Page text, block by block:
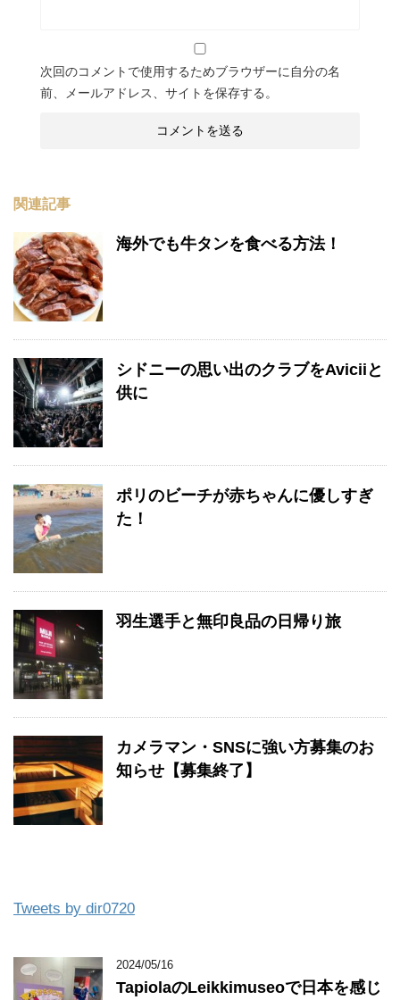
次回のコメントで使用するためブラウザーに自分の名
前、メールアドレス、サイトを保存する。
関連記事
海外でも牛タンを食べる方法！
シドニーの思い出のクラブをAviciiと
供に
ポリのビーチが赤ちゃんに優しすぎ
た！
羽生選手と無印良品の日帰り旅
カメラマン・SNSに強い方募集のお
知らせ【募集終了】
Tweets by dir0720
2024/05/16
TapiolaのLeikkimuseoで日本を感じ